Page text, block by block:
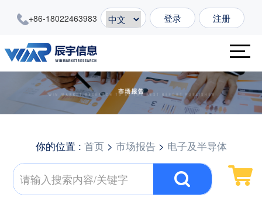
+86-18022463983 登录 注册
你的位置 : 首页> 市场报告 > 电子及半导体